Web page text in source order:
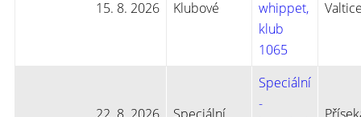
15. 8. 2026 Klubové
whippet,
klub
1065
Speciální
-